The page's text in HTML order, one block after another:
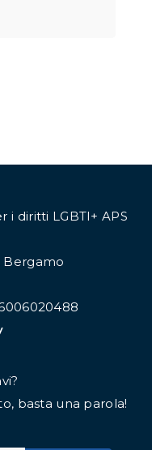
i diritti LGBTI+ APS
Bergamo
basta una parola!